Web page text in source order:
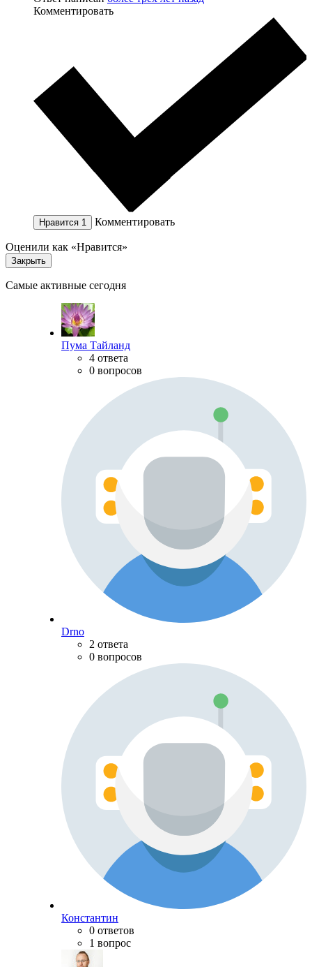
Комментировать
Нравится 1 Комментировать
Оценили как «Нравится»
Закрыть
Самые активные сегодня
Пума Тайланд
4 ответа
0 вопросов
Drno
2 ответа
0 вопросов
Константин
0 ответов
1 вопрос